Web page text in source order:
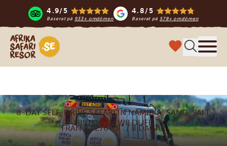
4.9/5
Baserat på 933+ omdömen
4.8/5
Baserat på 578+ omdömen
Safari-resor i Afrika
8-DAY SELF-DRIVE SAFARI IN NAMIBIA: SAND, SALT,
HISTORY & WILDLIFE
FRÅN 22 276 KR*/ 8 DAGAR